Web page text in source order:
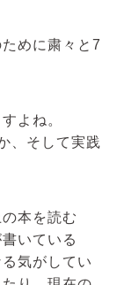
めに粛々と7
よね。
、そして実践
本を読む
いている
気がしてい